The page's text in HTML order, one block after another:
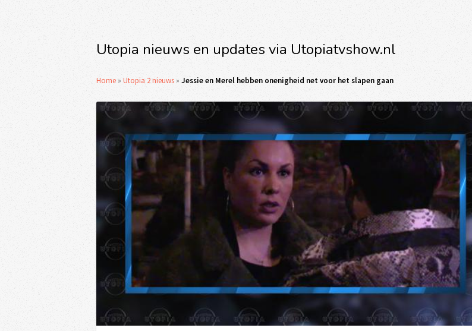
Utopia nieuws en updates via Utopiatvshow.nl
Home » Utopia 2 nieuws » Jessie en Merel hebben onenigheid net voor het slapen gaan